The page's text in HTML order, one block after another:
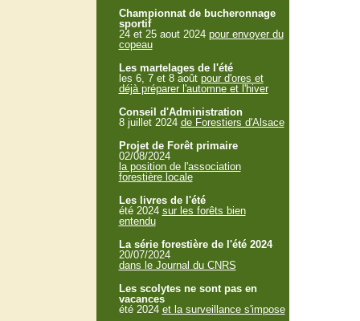
Championnat de bucheronnage
sportif
24 et 25 aout 2024 pour envoyer du
copeau
Les martelages de l'été
les 6, 7 et 8 août pour d'ores et
déjà préparer l'automne et l'hiver
Conseil d'Administration
8 juillet 2024 de Forestiers d'Alsace
Projet de Forêt primaire
02/08/2024
la position de l'association
forestière locale
Les livres de l'été
été 2024 sur les forêts bien
entendu
La série forestière de l'été 2024
20/07/2024
dans le Journal du CNRS
Les scolytes ne sont pas en
vacances
été 2024 et la surveillance s'impose